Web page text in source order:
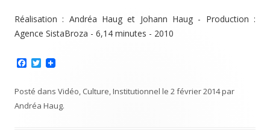
Réalisation : Andréa Haug et Johann Haug - Production :
Agence SistaBroza - 6,14 minutes - 2010
a
e
b
o
T
w
t
t
e
Posté dans Vidéo, Culture,Institutionnel le 2 février 2014par
Andréa Haug.